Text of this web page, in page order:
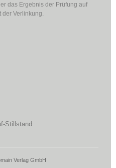
das Ergebnis der Prüfung auf
Verlinkung.
Stillstand
Verlag GmbH